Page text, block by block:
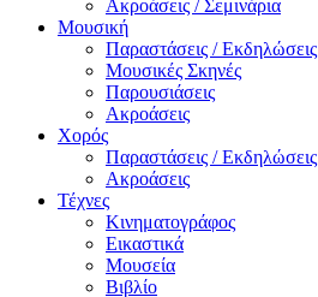
Ακροάσεις / Σεμινάρια
Μουσική
Παραστάσεις / Εκδηλώσεις
Μουσικές Σκηνές
Παρουσιάσεις
Ακροάσεις
Χορός
Παραστάσεις / Εκδηλώσεις
Ακροάσεις
Τέχνες
Κινηματογράφος
Εικαστικά
Μουσεία
Βιβλίο